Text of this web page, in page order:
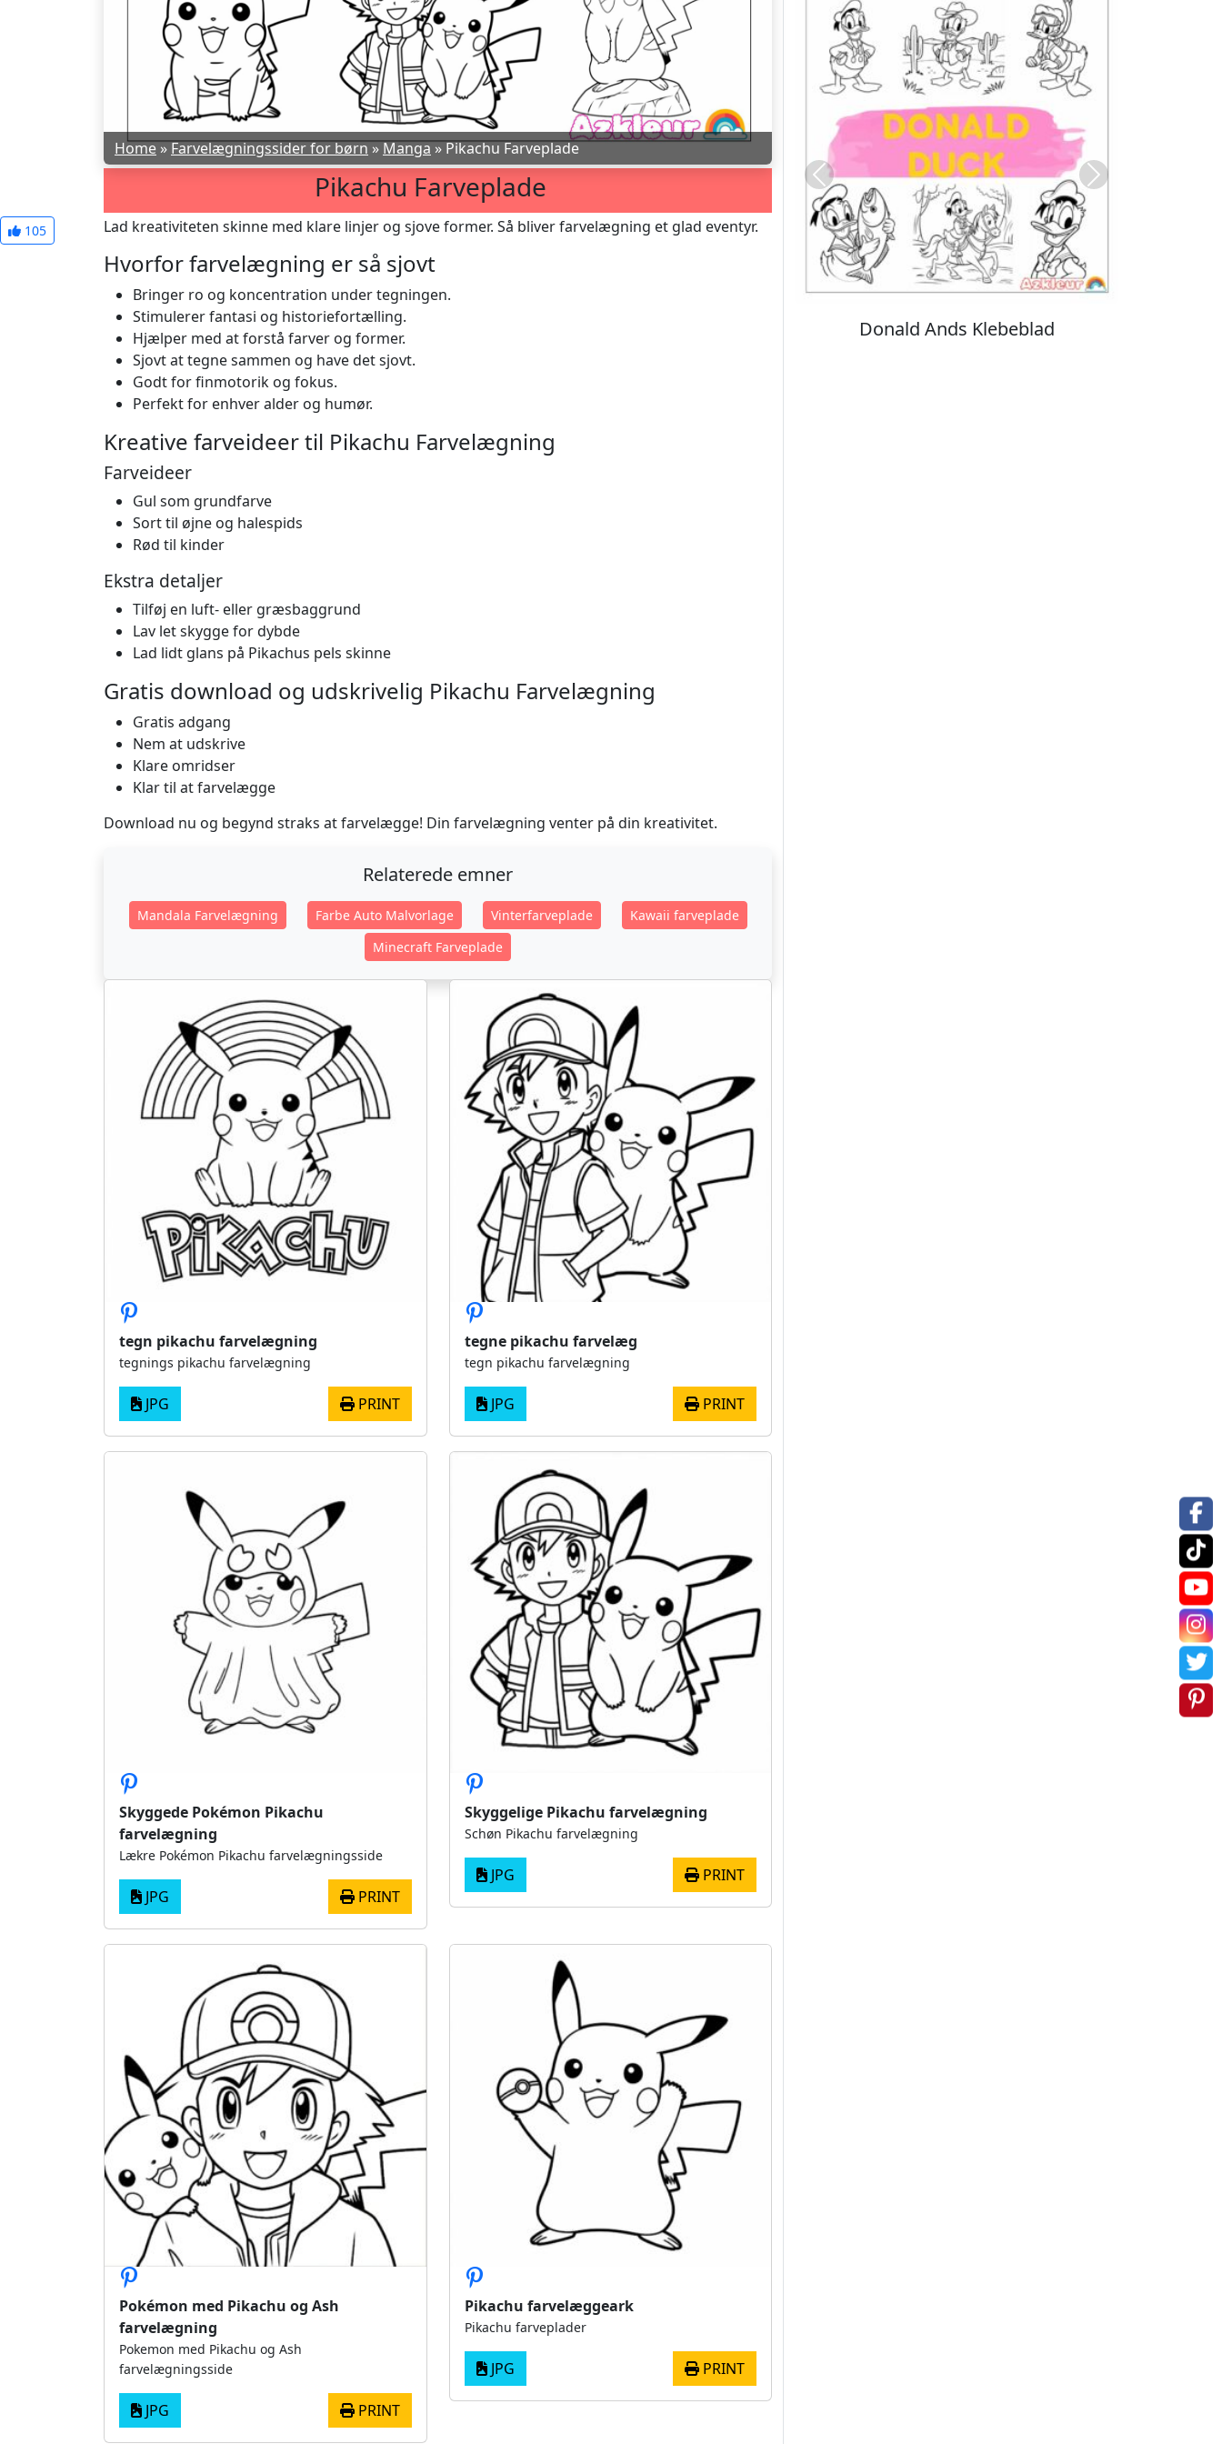
Home»Farvelægningssider for børn»Manga»Pikachu Farveplade
Pikachu Farveplade
105 Lad kreativiteten skinne med klare linjer og sjove former. Så bliver farvelægning et glad eventyr.
Hvorfor farvelægning er så sjovt
Bringer ro og koncentration under tegningen.
Stimulerer fantasi og historiefortælling.
Hjælper med at forstå farver og former.
Sjovt at tegne sammen og have det sjovt.
Godt for finmotorik og fokus.
Perfekt for enhver alder og humør.
Kreative farveideer til Pikachu Farvelægning
Farveideer
Gul som grundfarve
Sort til øjne og halespids
Rød til kinder
Ekstra detaljer
Tilføj en luft- eller græsbaggrund
Lav let skygge for dybde
Lad lidt glans på Pikachus pels skinne
Gratis download og udskrivelig Pikachu Farvelægning
Gratis adgang
Nem at udskrive
Klare omridser
Klar til at farvelægge
Download nu og begynd straks at farvelægge! Din farvelægning venter på din kreativitet.
Relaterede emner
Mandala Farvelægning Farbe Auto Malvorlage Vinterfarveplade
Kawaii farveplade
Minecraft Farveplade
tegn pikachu farvelægning
tegnings pikachu farvelægning
JPG PRINT
tegne pikachu farvelæg
tegn pikachu farvelægning
JPG PRINT
Skyggede Pokémon Pikachu
farvelægning
Lækre Pokémon Pikachu farvelægningsside
JPG PRINT
Skyggelige Pikachu farvelægning
Schøn Pikachu farvelægning
JPG PRINT
Pokémon med Pikachu og Ash
farvelægning
Pokemon med Pikachu og Ash
farvelægningsside
JPG PRINT
Pikachu farvelæggeark
Pikachu farveplader
JPG PRINT
Stitch Farvelægning
Previous Next